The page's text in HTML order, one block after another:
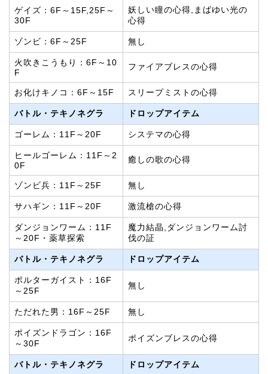
ゲイズ：6F～15F,25F～
30F
妖しい瞳の心得,まばゆい光の
心得
ゾンビ：6F～25F 無し
火吹きこうもり：6F～10
F
ファイアブレスの心得
お化けキノコ：6F～15F スリープミストの心得
バトル・テキノネグラ ドロップアイテム
ゴーレム：11F～20F システマの心得
ヒールゴーレム：11F～2
0F
癒しの歌の心得
ゾンビ兵：11F～25F 無し
サハギン：11F～20F 激流槍の心得
ダンジョンワーム：11F
～20F・薬草探索
魔力結晶,ダンジョンワーム討
伐の証
バトル・テキノネグラ ドロップアイテム
ポルターガイスト：16F
～25F
無し
ただれた男：16F～25F 無し
ポイズンドラゴン：16F
～30F
ポイズンブレスの心得
バトル・テキノネグラ ドロップアイテム